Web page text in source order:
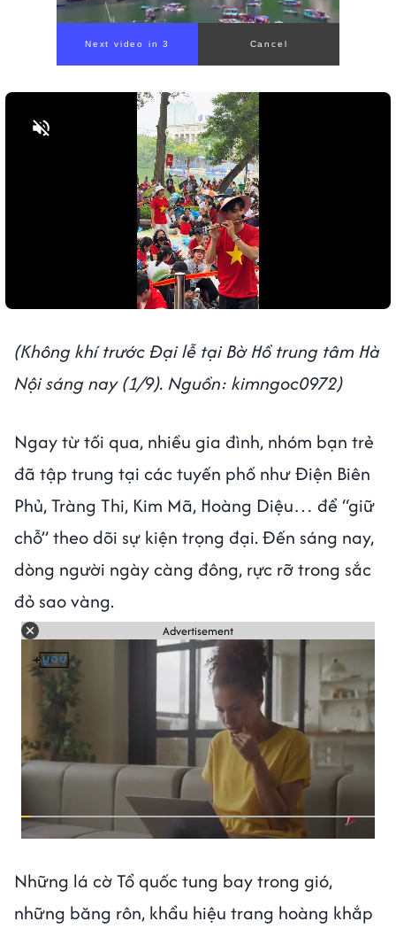
(Không khí trước Đại lễ tại Bờ Hồ trung tâm Hà
Nội sáng nay (1/9). Nguồn: kimngoc0972)
Ngay từ tối qua, nhiều gia đình, nhóm bạn trẻ
đã tập trung tại các tuyến phố như Điện Biên
Phủ, Tràng Thi, Kim Mã, Hoàng Diệu… để “giữ
chỗ” theo dõi sự kiện trọng đại. Đến sáng nay,
dòng người ngày càng đông, rực rỡ trong sắc
đỏ sao vàng.
Advertisement
Những lá cờ Tổ quốc tung bay trong gió,
những băng rôn, khẩu hiệu trang hoàng khắp